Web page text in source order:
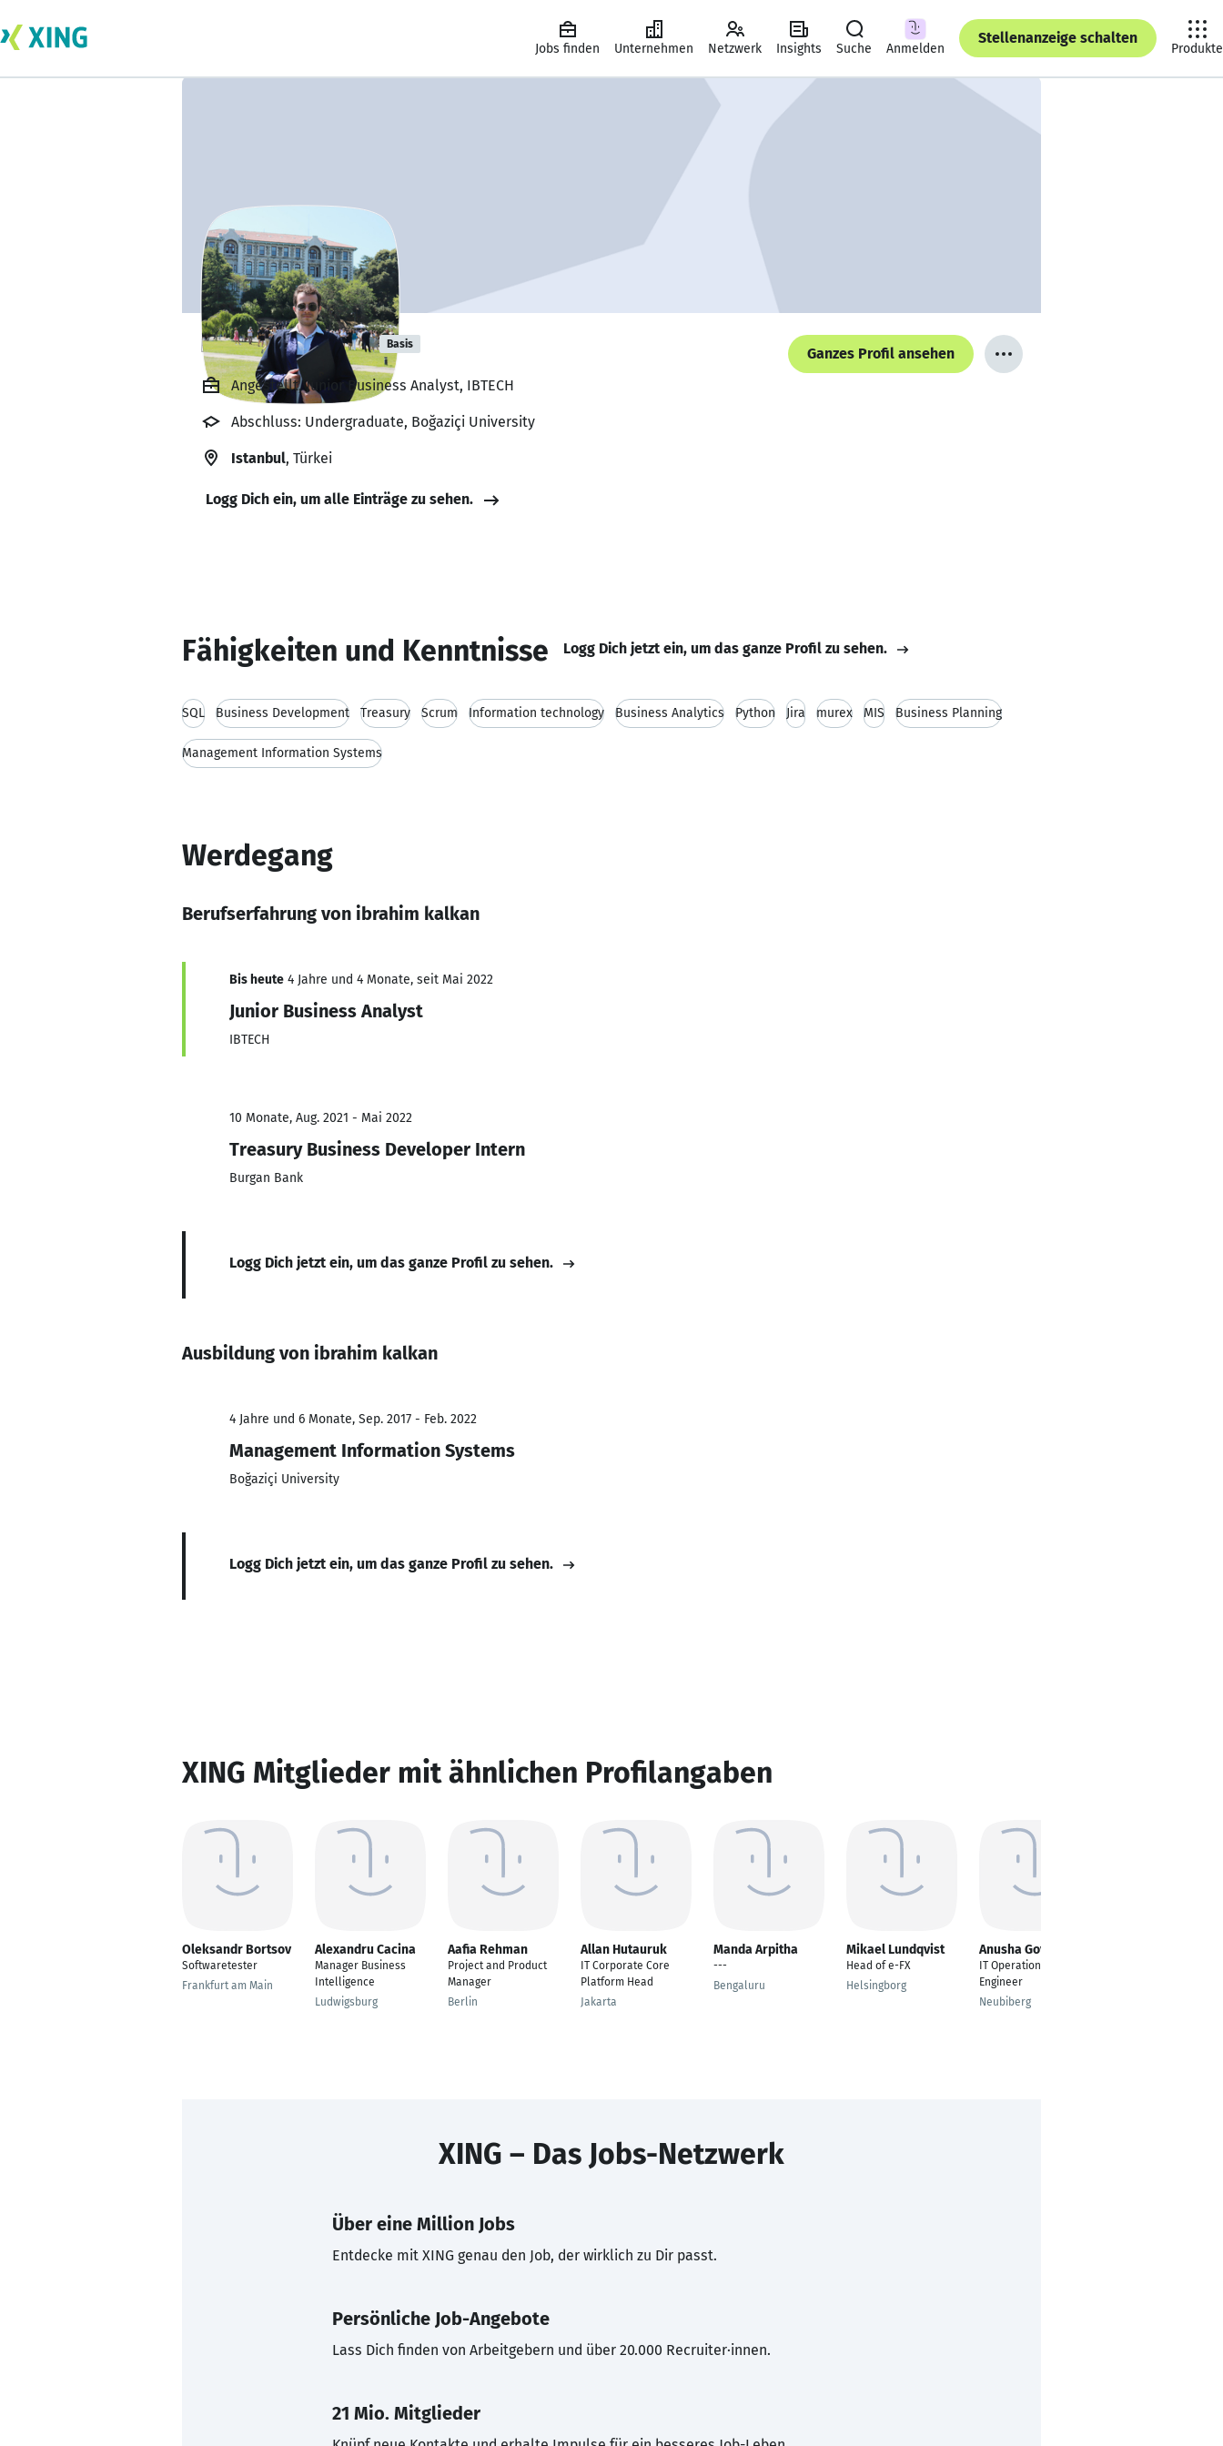
Jobs finden Unternehmen Netzwerk Insights Suche Anmelden
Stellenanzeige schalten
Produkte
ibrahim kalkan Basis
Ganzes Profil ansehen
Angestellt, Junior Business Analyst, IBTECH
Abschluss: Undergraduate, Boğaziçi University
Istanbul, Türkei
Logg Dich ein, um alle Einträge zu sehen.
Fähigkeiten und Kenntnisse Logg Dich jetzt ein, um das ganze Profil zu sehen.
SQL Business Development Treasury Scrum Information technology Business Analytics Python Jira murex MIS Business Planning
Management Information Systems
Werdegang
Berufserfahrung von ibrahim kalkan
Bis heute 4 Jahre und 4 Monate, seit Mai 2022
Junior Business Analyst
IBTECH
10 Monate, Aug. 2021 - Mai 2022
Treasury Business Developer Intern
Burgan Bank
Logg Dich jetzt ein, um das ganze Profil zu sehen.
Ausbildung von ibrahim kalkan
4 Jahre und 6 Monate, Sep. 2017 - Feb. 2022
Management Information Systems
Boğaziçi University
Logg Dich jetzt ein, um das ganze Profil zu sehen.
XING Mitglieder mit ähnlichen Profilangaben
Oleksandr Bortsov
Softwaretester
Frankfurt am Main
Alexandru Cacina
Manager Business
Intelligence
Ludwigsburg
Aafia Rehman
Project and Product
Manager
Berlin
Allan Hutauruk
IT Corporate Core
Platform Head
Jakarta
Manda Arpitha
---
Bengaluru
Mikael Lundqvist
Head of e-FX
Helsingborg
Anusha Govindu
IT Operations
Engineer
Neubiberg
XING – Das Jobs-Netzwerk
Über eine Million Jobs
Entdecke mit XING genau den Job, der wirklich zu Dir passt.
Persönliche Job-Angebote
Lass Dich finden von Arbeitgebern und über 20.000 Recruiter·innen.
21 Mio. Mitglieder